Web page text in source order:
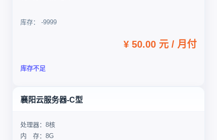
库存： -9999
¥ 50.00 元 / 月付
库存不足
襄阳云服务器-C型
处理器：8核
内 存：8G